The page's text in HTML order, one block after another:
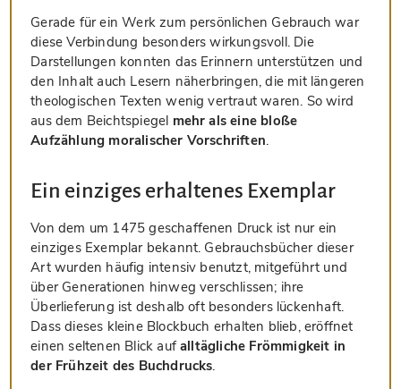
Gerade für ein Werk zum persönlichen Gebrauch war
diese Verbindung besonders wirkungsvoll. Die
Darstellungen konnten das Erinnern unterstützen und
den Inhalt auch Lesern näherbringen, die mit längeren
theologischen Texten wenig vertraut waren. So wird
aus dem Beichtspiegel mehr als eine bloße
Aufzählung moralischer Vorschriften.
Ein einziges erhaltenes Exemplar
Von dem um 1475 geschaffenen Druck ist nur ein
einziges Exemplar bekannt. Gebrauchsbücher dieser
Art wurden häufig intensiv benutzt, mitgeführt und
über Generationen hinweg verschlissen; ihre
Überlieferung ist deshalb oft besonders lückenhaft.
Dass dieses kleine Blockbuch erhalten blieb, eröffnet
einen seltenen Blick aufalltägliche Frömmigkeit in
der Frühzeit des Buchdrucks.